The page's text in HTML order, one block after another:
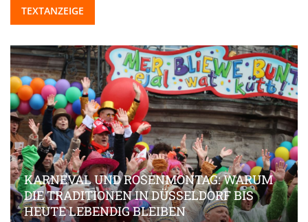
TEXTANZEIGE
KARNEVAL UND ROSENMONTAG: WARUM
DIE TRADITIONEN IN DÜSSELDORF BIS
HEUTE LEBENDIG BLEIBEN